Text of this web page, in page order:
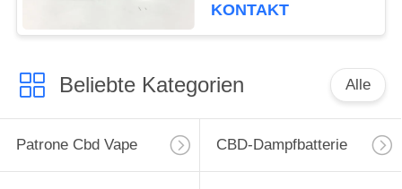
KONTAKT
Beliebte Kategorien Alle
Patrone Cbd Vape CBD-Dampfbatterie